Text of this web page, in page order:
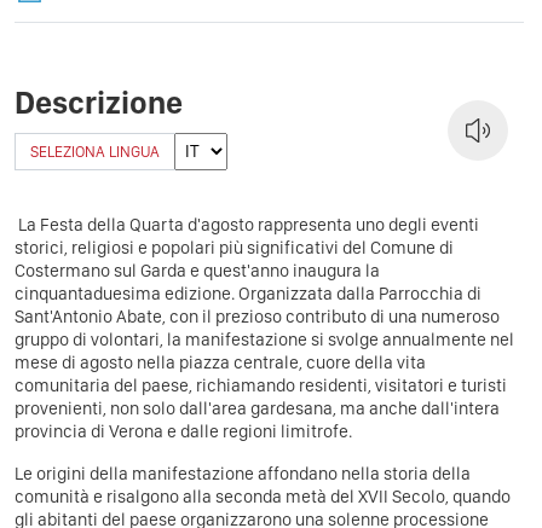
Descrizione
SELEZIONA LINGUA
La Festa della Quarta d'agosto rappresenta uno degli eventi
storici, religiosi e popolari più significativi del Comune di
Costermano sul Garda e quest'anno inaugura la
cinquantaduesima edizione. Organizzata dalla Parrocchia di
Sant'Antonio Abate, con il prezioso contributo di una numeroso
gruppo di volontari, la manifestazione si svolge annualmente nel
mese di agosto nella piazza centrale, cuore della vita
comunitaria del paese, richiamando residenti, visitatori e turisti
provenienti, non solo dall'area gardesana, ma anche dall'intera
provincia di Verona e dalle regioni limitrofe.
Le origini della manifestazione affondano nella storia della
comunità e risalgono alla seconda metà del XVII Secolo, quando
gli abitanti del paese organizzarono una solenne processione